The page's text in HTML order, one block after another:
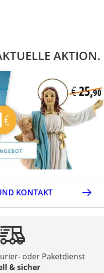
AKTION.
KONTAKT
oder Paketdienst
& sicher